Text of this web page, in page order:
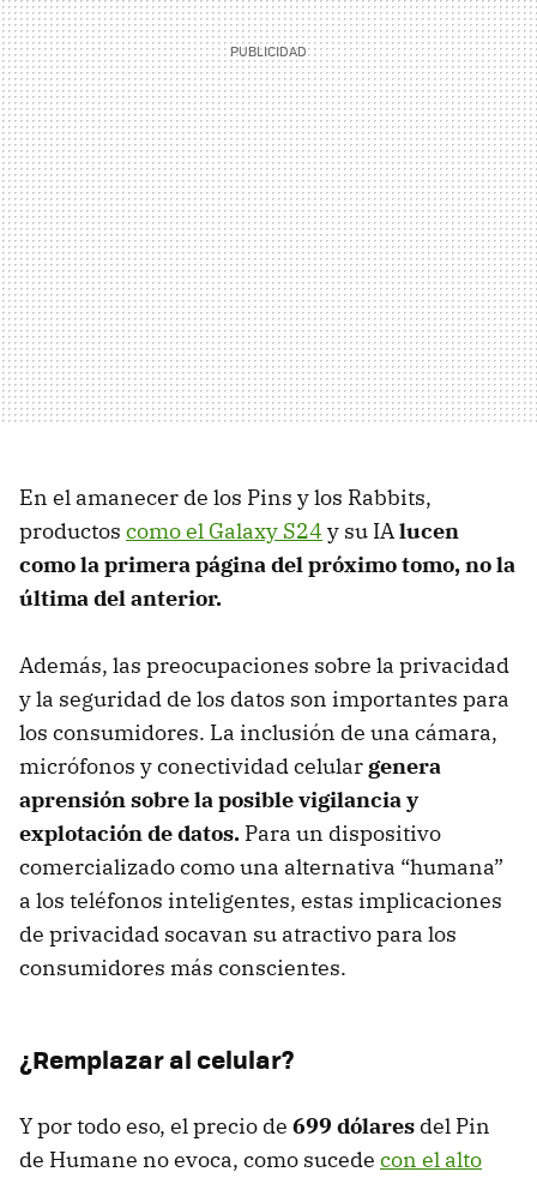
En el amanecer de los Pins y los Rabbits,
productos como el Galaxy S24 y su IAlucen
como la primera página del próximo tomo, no la
última del anterior.
Además, las preocupaciones sobre la privacidad
y la seguridad de los datos son importantes para
los consumidores. La inclusión de una cámara,
micrófonos y conectividad celular genera
aprensión sobre la posible vigilancia y
explotación de datos. Para un dispositivo
comercializado como una alternativa “humana”
a los teléfonos inteligentes, estas implicaciones
de privacidad socavan su atractivo para los
consumidores más conscientes.
¿Remplazar al celular?
Y por todo eso, el precio de 699 dólares del Pin
de Humane no evoca, como sucede con el alto